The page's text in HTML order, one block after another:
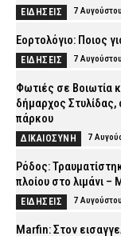
ΕΙΔΗΣΕΙΣ 7
Εορτολόγιο: Ποιος
ΕΙΔΗΣΕΙΣ 7
Φωτιές σε Βοιωτία
δήμαρχος Στυλίδας,
πάρκου
ΔΙΚΑΙΟΣΥΝΗ 7
Ρόδος:
πλοίου στο λιμάνι
ΕΙΔΗΣΕΙΣ 7
Marfin: Στον